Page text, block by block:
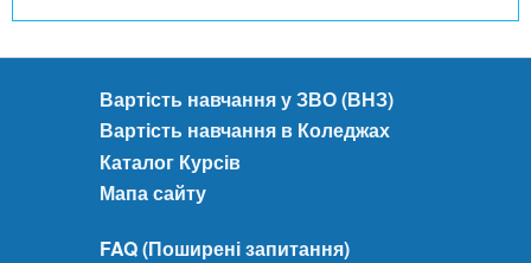
Вартість навчання у ЗВО (ВНЗ)
Вартість навчання в Коледжах
Каталог Курсів
Мапа сайту
FAQ (Поширені запитання)